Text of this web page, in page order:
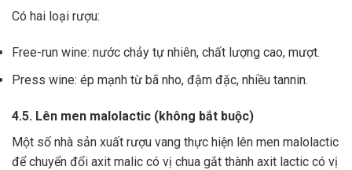
Có hai loại rượu:
Free-run wine: nước chảy tự nhiên, chất lượng cao, mượt.
Press wine: ép mạnh từ bã nho, đậm đặc, nhiều tannin.
4.5. Lên men malolactic (không bắt buộc)
Một số nhà sản xuất rượu vang thực hiện lên men malolactic
để chuyển đổi axit malic có vị chua gắt thành axit lactic có vị